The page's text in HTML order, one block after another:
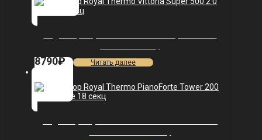
8790₽ Читать далее